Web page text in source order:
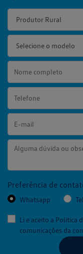
Preferência de
Whatsapp
Li e aceito a Política
comunicações da